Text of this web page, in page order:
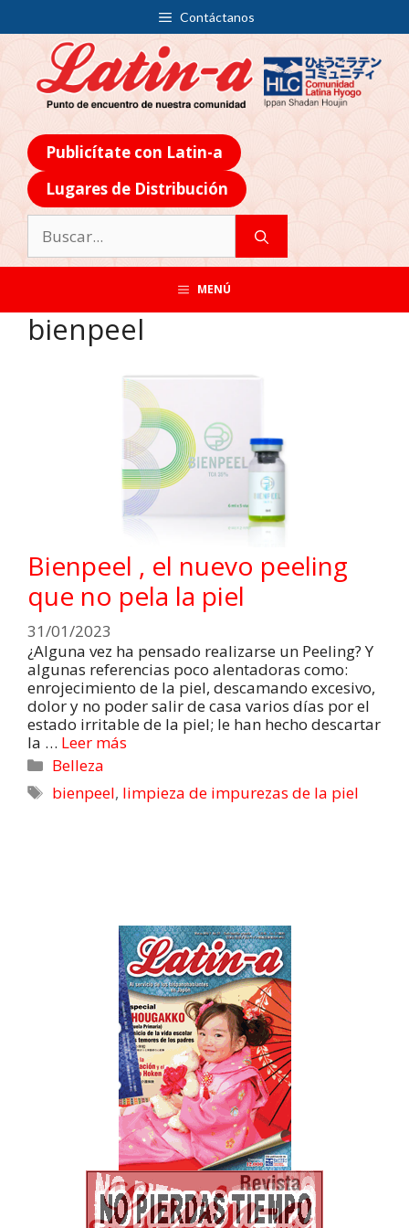
Contáctanos
Publicítate con Latin-a
Lugares de Distribución
MENÚ
bienpeel
Bienpeel , el nuevo peeling
que no pela la piel
31/01/2023
¿Alguna vez ha pensado realizarse un Peeling? Y
algunas referencias poco alentadoras como:
enrojecimiento de la piel, descamando excesivo,
dolor y no poder salir de casa varios días por el
estado irritable de la piel; le han hecho descartar
la … Leer más
Belleza
bienpeel, limpieza de impurezas de la piel